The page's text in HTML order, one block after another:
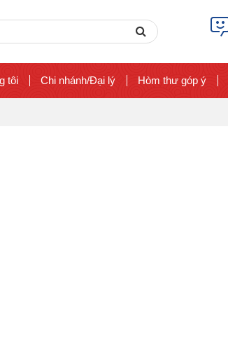
Search
tôi Chi nhánh/Đại lý Hòm thư góp ý